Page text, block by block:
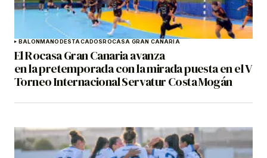
BALONMANODESTACADOSROCASA GRAN CANARIA
El Rocasa Gran Canaria avanza
en la pretemporada con la mirada puesta en el V
Torneo Internacional Servatur Costa Mogán